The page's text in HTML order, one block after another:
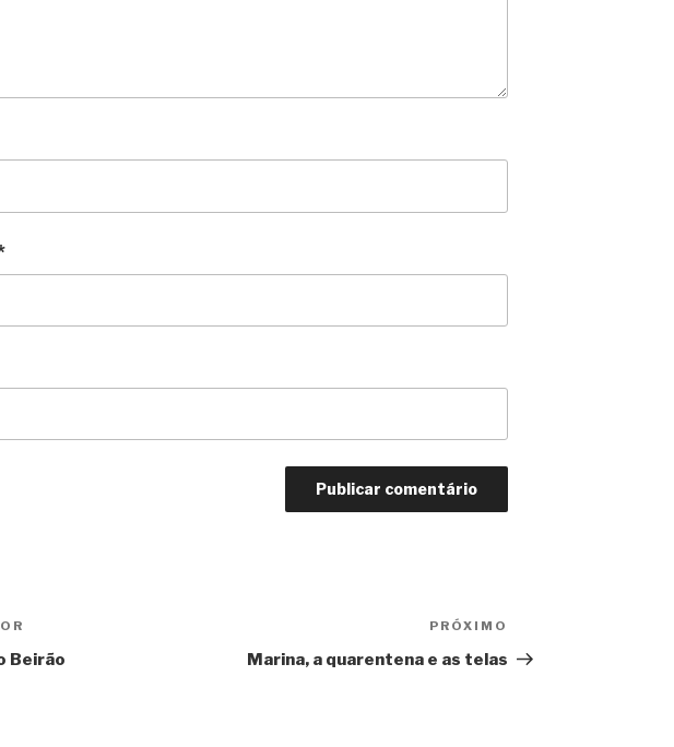
Beirão
PRÓXIMO
Marina, a quarentena e as telas